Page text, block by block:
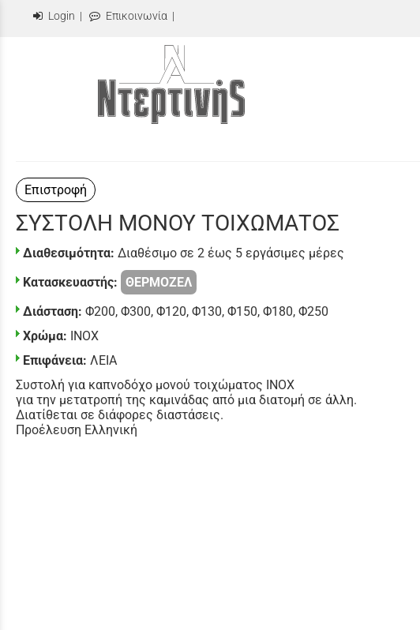
Login | Επικοινωνία |
Επιστροφή
ΣΥΣΤΟΛΗ ΜΟΝΟΥ ΤΟΙΧΩΜΑΤΟΣ
Διαθεσιμότητα: Διαθέσιμο σε 2 έως 5 εργάσιμες μέρες
Κατασκευαστής: ΘΕΡΜΟΖΕΛ
Διάσταση: Φ200, Φ300, Φ120, Φ130, Φ150, Φ180, Φ250
Χρώμα: INOX
Επιφάνεια: ΛΕΙΑ
Συστολή για καπνοδόχο μονού τοιχώματος INOX
για την μετατροπή της καμινάδας από μια διατομή σε άλλη.
Διατίθεται σε διάφορες διαστάσεις.
Προέλευση Ελληνική